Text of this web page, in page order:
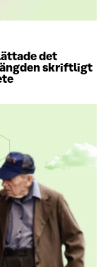
det
skriftligt